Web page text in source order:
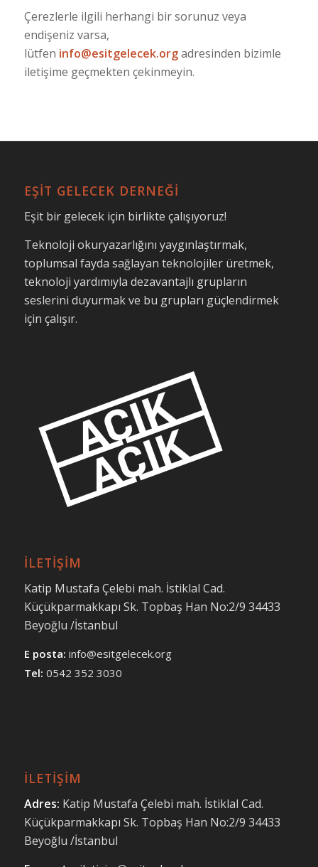
Çerezlerle ilgili herhangi bir sorunuz veya
endişeniz varsa,
lütfen info@esitgelecek.orgadresinden bizimle
iletişime geçmekten çekinmeyin.
EŞİT GELECEK DERNEĞİ
Eşit bir gelecek için birlikte çalışıyoruz!
Teknoloji okuryazarlığını yaygınlaştırmak,
toplumsal fayda sağlayan teknolojiler üretmek,
teknoloji yardımıyla dezavantajlı grupların
seslerini duyurmak ve bu grupları güçlendirmek
için çalışır.
İLETİŞİM
Katip Mustafa Çelebi mah. İstiklal Cad.
Küçükparmakkapı Sk. Topbaş Han No:2/9 34433
Beyoğlu /İstanbul
E posta: info@esitgelecek.org
Tel: 0542 352 3030
İLETİŞİM
Adres: Katip Mustafa Çelebi mah. İstiklal Cad.
Küçükparmakkapı Sk. Topbaş Han No:2/9 34433
Beyoğlu /İstanbul